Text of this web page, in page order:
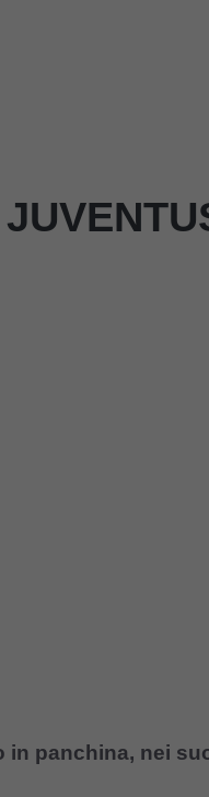
panchina, nei